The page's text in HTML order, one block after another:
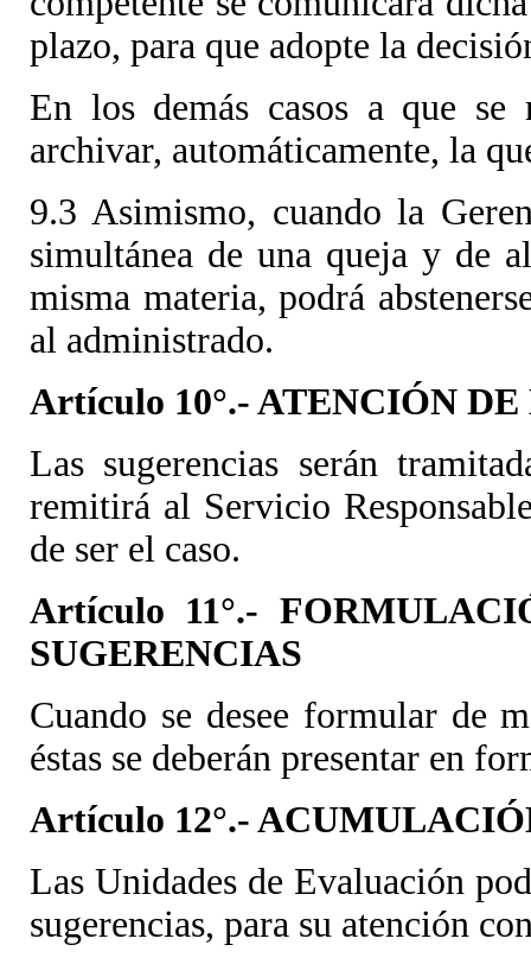
plazo, para que adopte la
En los demás casos a que
archivar, automáticamente, la
9.3 Asimismo, cuando la
simultánea de una queja y de
misma materia, podrá
al administrado.
Artículo 10°.- ATENCIÓN
Las sugerencias serán
remitirá al Servicio
de ser el caso.
Artículo 11°.-
SUGERENCIAS
Cuando se desee formular de
éstas se deberán presentar en
Artículo 12°.-
Las Unidades de Evaluación
sugerencias, para su atención